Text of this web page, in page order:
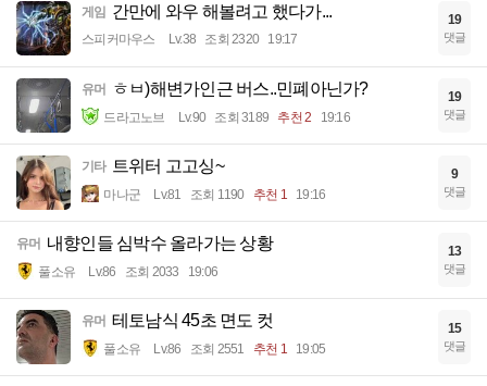
게임 간만에 와우 해볼려고 했다가...
스피커마우스 Lv.38 조회 2320 19:17
19
댓글
유머 ㅎㅂ)해변가인근 버스..민폐아닌가?
드라고노브 Lv.90 조회 3189 추천 2 19:16
19
댓글
기타 트위터 고고싱~
마나군 Lv.81 조회 1190 추천 1 19:16
9
댓글
유머 내향인들 심박수 올라가는 상황
풀소유 Lv.86 조회 2033 19:06
13
댓글
유머 테토남식 45초 면도 컷
풀소유 Lv.86 조회 2551 추천 1 19:05
15
댓글